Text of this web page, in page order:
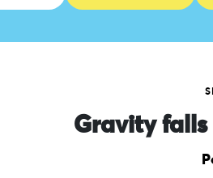
Gravity falls